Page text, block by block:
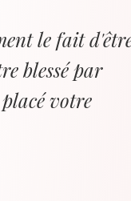
le fait
blessé par
votre